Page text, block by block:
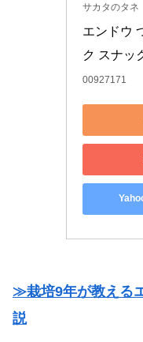
サカタのタネ
エンドウ
ク スナッ
00927171
≫栽培9年が教える
説